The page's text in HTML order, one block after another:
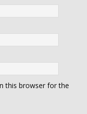
this browser for the